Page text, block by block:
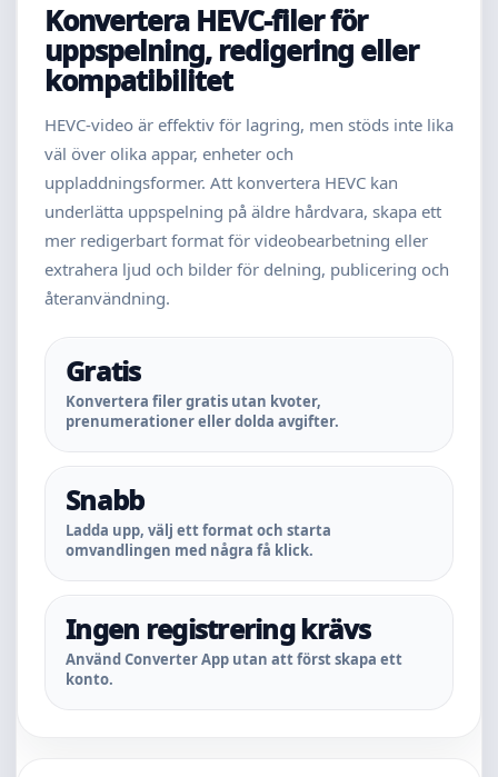
Konvertera HEVC-filer för
uppspelning, redigering eller
kompatibilitet
HEVC-video är effektiv för lagring, men stöds inte lika
väl över olika appar, enheter och
uppladdningsformer. Att konvertera HEVC kan
underlätta uppspelning på äldre hårdvara, skapa ett
mer redigerbart format för videobearbetning eller
extrahera ljud och bilder för delning, publicering och
återanvändning.
Gratis
Konvertera filer gratis utan kvoter,
prenumerationer eller dolda avgifter.
Snabb
Ladda upp, välj ett format och starta
omvandlingen med några få klick.
Ingen registrering krävs
Använd Converter App utan att först skapa ett
konto.